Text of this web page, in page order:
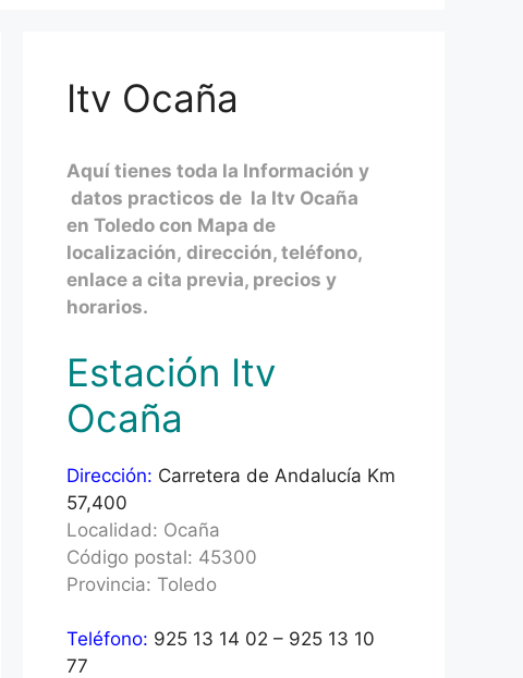
Itv Ocaña
Aquí tienes toda la Información y
datos practicos de la Itv Ocaña
en Toledo con Mapa de
localización, dirección, teléfono,
enlace a cita previa, precios y
horarios.
Estación Itv
Ocaña
Dirección: Carretera de Andalucía Km
57,400
Localidad: Ocaña
Código postal: 45300
Provincia: Toledo
Teléfono: 925 13 14 02 – 925 13 10
77